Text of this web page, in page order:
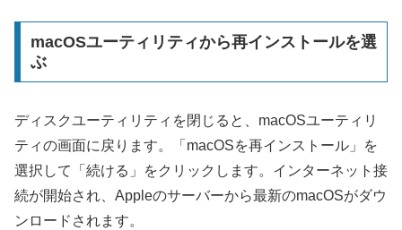
macOSユーティリティから再インストールを選
ぶ
ディスクユーティリティを閉じると、macOSユーティリ
ティの画面に戻ります。「macOSを再インストール」を
選択して「続ける」をクリックします。インターネット接
続が開始され、Appleのサーバーから最新のmacOSがダウ
ンロードされます。